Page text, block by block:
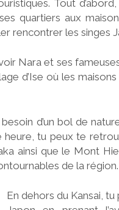
Tout
quartiers aux
rencontrer les singes
Nara et ses
d’Ise où les
d’un bol de
heure, tu peux te
ainsi que le Mont
de la région.
En dehors du Kansai,